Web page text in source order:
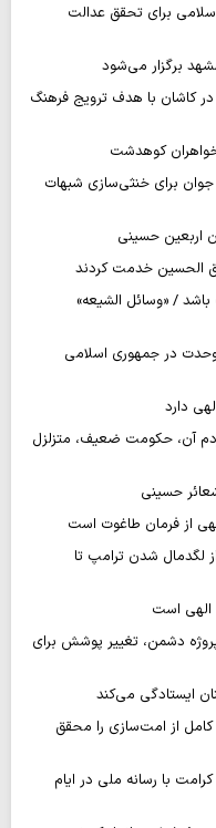
برای تحقق عدالت
در کاشان با هدف ترویج فرهنگ
جوان برای خنثی‌سازی شبهات
/ «وسائل الشیعه»
در جمهوری اسلامی
دارد
آن، حکومت ضعیف، متزلزل
حسینی
از فرمان طاغوت است
کاربران «ایکس» از اربعین ۱۴۰۵؛ از لگدمال شدن ترامپ تا
است
دشمن، تغییر پوشش برای
ایستادگی می‌کند
کامل از امت‌سازی را محقق
با رسانه ملی در ایام